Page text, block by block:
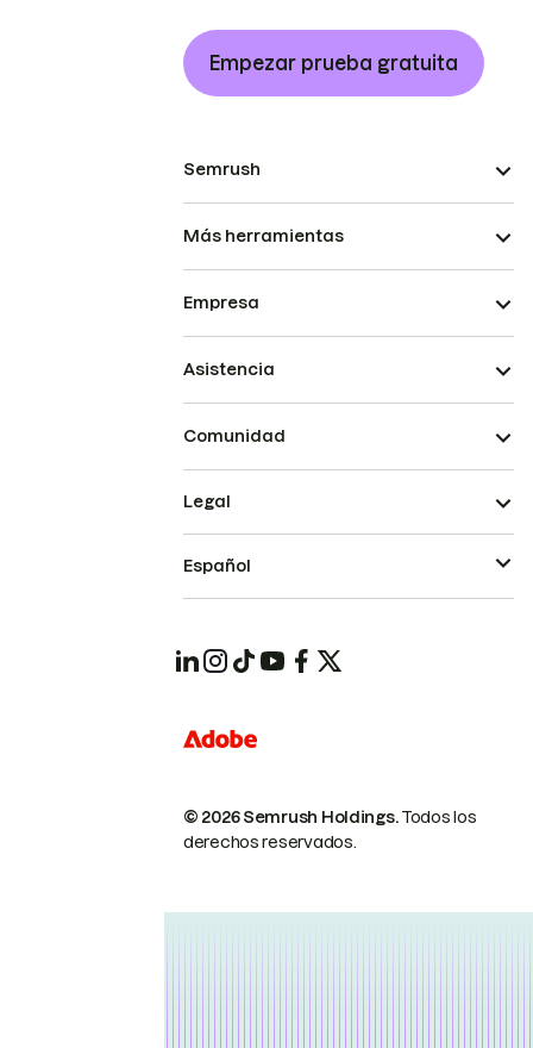
Empezar prueba gratuita
Semrush
Más herramientas
Empresa
Asistencia
Comunidad
© 2026 Semrush Holdings.Todos los
derechos reservados.
Legal
Español